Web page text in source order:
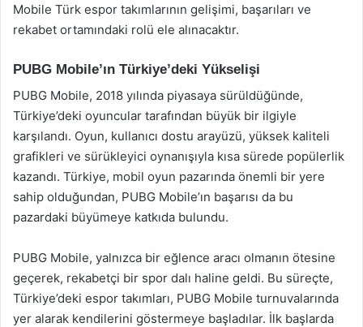
Mobile Türk espor takımlarının gelişimi, başarıları ve
rekabet ortamındaki rolü ele alınacaktır.
PUBG Mobile’ın Türkiye’deki Yükselişi
PUBG Mobile, 2018 yılında piyasaya sürüldüğünde,
Türkiye’deki oyuncular tarafından büyük bir ilgiyle
karşılandı. Oyun, kullanıcı dostu arayüzü, yüksek kaliteli
grafikleri ve sürükleyici oynanışıyla kısa sürede popülerlik
kazandı. Türkiye, mobil oyun pazarında önemli bir yere
sahip olduğundan, PUBG Mobile’ın başarısı da bu
pazardaki büyümeye katkıda bulundu.
PUBG Mobile, yalnızca bir eğlence aracı olmanın ötesine
geçerek, rekabetçi bir spor dalı haline geldi. Bu süreçte,
Türkiye’deki espor takımları, PUBG Mobile turnuvalarında
yer alarak kendilerini göstermeye başladılar. İlk başlarda